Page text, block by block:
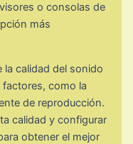
o consolas de
más
la calidad del sonido
como la
de reproducción.
calidad y configurar
obtener el mejor